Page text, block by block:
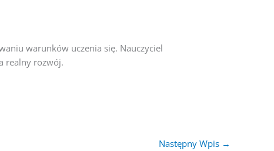
warunków uczenia się. Nauczyciel
realny rozwój.
Następny Wpis →